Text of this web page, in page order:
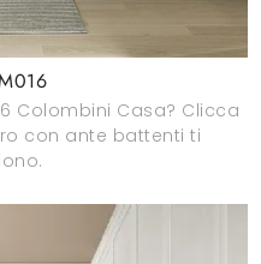
Colombini Casa? Clicca
con ante battenti ti